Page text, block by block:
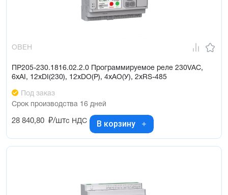
ОВЕН
ПР205-230.1816.02.2.0 Программируемое реле 230VAC,
6xAI, 12xDI(230), 12xDO(Р), 4xAO(У), 2хRS-485
Под заказ
Срок производства 16 дней
28 840,80 ₽/штс НДС В корзину